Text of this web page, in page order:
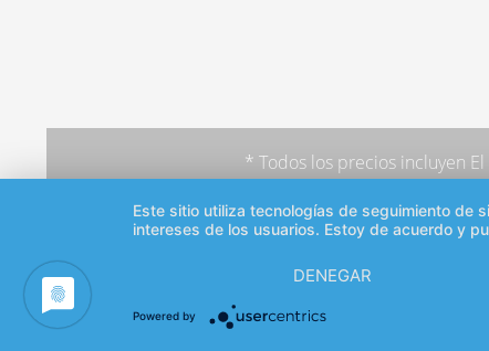
* Todos los precios incluyen
Este sitio utiliza tecnologías de seguimiento de
intereses de los usuarios. Estoy de acuerdo y
DENEGAR
Powered by